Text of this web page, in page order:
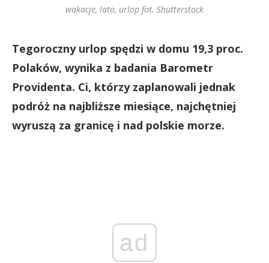
wakacje, lato, urlop fot. Shutterstock
Tegoroczny urlop spędzi w domu 19,3 proc.
Polaków, wynika z badania Barometr
Providenta. Ci, którzy zaplanowali jednak
podróż na najbliższe miesiące, najchętniej
wyruszą za granicę i nad polskie morze.
ad